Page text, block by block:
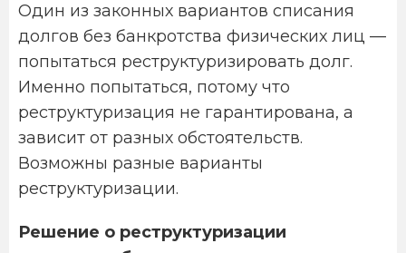
Один из законных вариантов списания
долгов без банкротства физических лиц —
попытаться реструктуризировать долг.
Именно попытаться, потому что
реструктуризация не гарантирована, а
зависит от разных обстоятельств.
Возможны разные варианты
реструктуризации.
Решение о реструктуризации